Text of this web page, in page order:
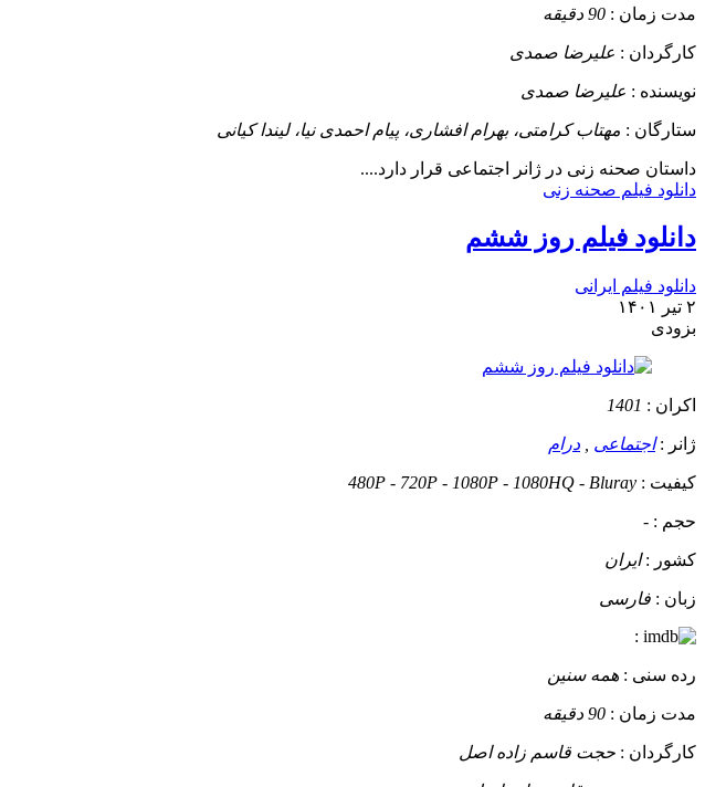
مدت زمان : 90 دقیقه
کارگردان : علیرضا صمدی
نویسنده : علیرضا صمدی
ستارگان : مهتاب کرامتی، بهرام افشاری، پیام احمدی نیا، لیندا کیانی
داستان صحنه زنی در ژانر اجتماعی قرار دارد....
دانلود فیلم صحنه زنی
دانلود فیلم روز ششم
دانلود فیلم ایرانی
۲ تیر ۱۴۰۱
بزودی
اکران : 1401
ژانر :اجتماعی درام
کیفیت : 480P - 720P - 1080P - 1080HQ - Bluray
حجم : -
کشور :ایران
زبان : فارسی
:
رده سنی : همه سنین
مدت زمان : 90 دقیقه
کارگردان : حجت قاسم زاده اصل